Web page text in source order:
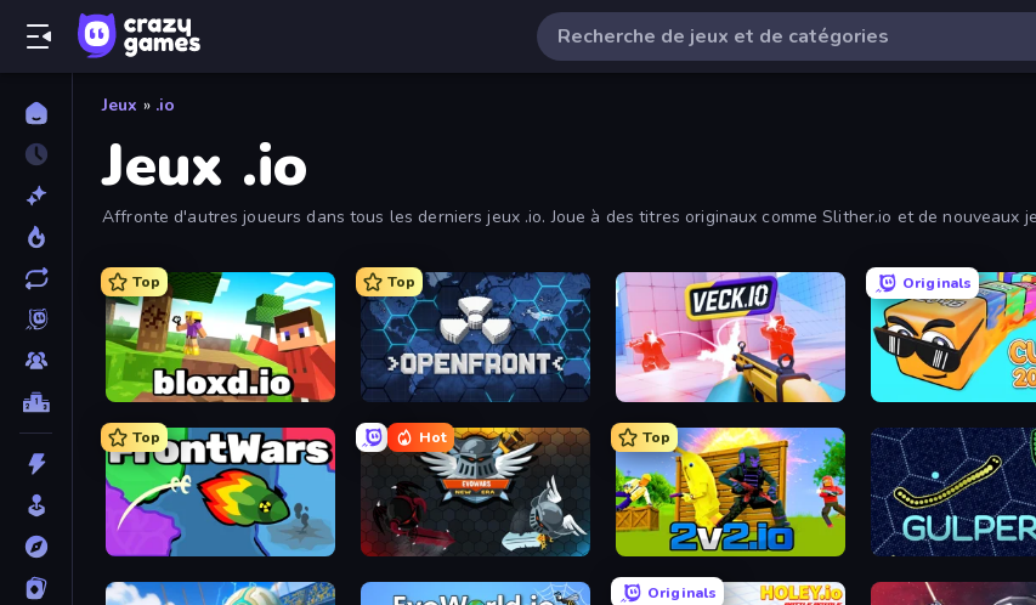
Jeux » .io
Jeux .io
Affronte d'autres joueurs dans tous les derniers jeux .io. Joue à des titres originaux comme Slither.io et de nouveaux
Top
Bloxd.io
Top
Openfront Veck.io
Originals
Cubes 2048.io
Top
FrontWars.io
Hot
EvoWars.io
Top
Gulper.io
Originals